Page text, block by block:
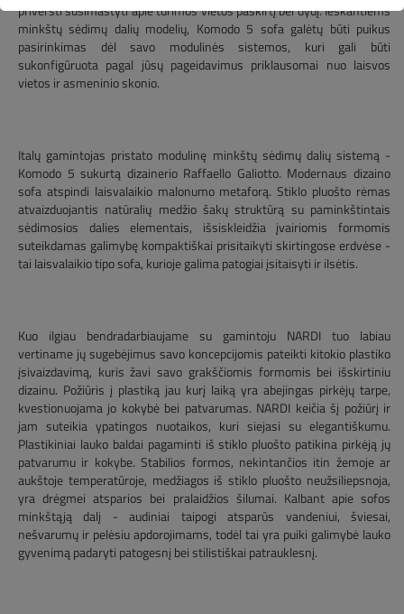
priversti susimastyti apie turimos vietos paskirtį bei dydį. Ieškantiems
minkštų sėdimų dalių modelių, Komodo 5 sofa galėtų būti puikus
pasirinkimas dėl savo modulinės sistemos, kuri gali būti
sukonfigūruota pagal jūsų pageidavimus priklausomai nuo laisvos
vietos ir asmeninio skonio.
Italų gamintojas pristato modulinę minkštų sėdimų dalių sistemą -
Komodo 5 sukurtą dizainerio Raffaello Galiotto. Modernaus dizaino
sofa atspindi laisvalaikio malonumo metaforą. Stiklo pluošto rėmas
atvaizduojantis natūralių medžio šakų struktūrą su paminkštintais
sėdimosios dalies elementais, išsiskleidžia įvairiomis formomis
suteikdamas galimybę kompaktiškai prisitaikyti skirtingose erdvėse -
tai laisvalaikio tipo sofa, kurioje galima patogiai įsitaisyti ir ilsėtis.
Kuo ilgiau bendradarbiaujame su gamintoju NARDI tuo labiau
vertiname jų sugebėjimus savo koncepcijomis pateikti kitokio plastiko
įsivaizdavimą, kuris žavi savo grakščiomis formomis bei išskirtiniu
dizainu. Požiūris į plastiką jau kurį laiką yra abejingas pirkėjų tarpe,
kvestionuojama jo kokybė bei patvarumas. NARDI keičia šį požiūrį ir
jam suteikia ypatingos nuotaikos, kuri siejasi su elegantiškumu.
Plastikiniai lauko baldai pagaminti iš stiklo pluošto patikina pirkėją jų
patvarumu ir kokybe. Stabilios formos, nekintančios itin žemoje ar
aukštoje temperatūroje, medžiagos iš stiklo pluošto neužsiliepsnoja,
yra drėgmei atsparios bei pralaidžios šilumai. Kalbant apie sofos
minkštąją dalį - audiniai taipogi atsparūs vandeniui, šviesai,
nešvarumų ir pelėsiu apdorojimams, todėl tai yra puiki galimybė lauko
gyvenimą padaryti patogesnį bei stilistiškai patrauklesnį.